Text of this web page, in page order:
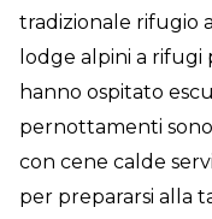
tradizionale rifugio
lodge alpini a rifugi
hanno ospitato
pernottamenti
con cene calde
per prepararsi alla